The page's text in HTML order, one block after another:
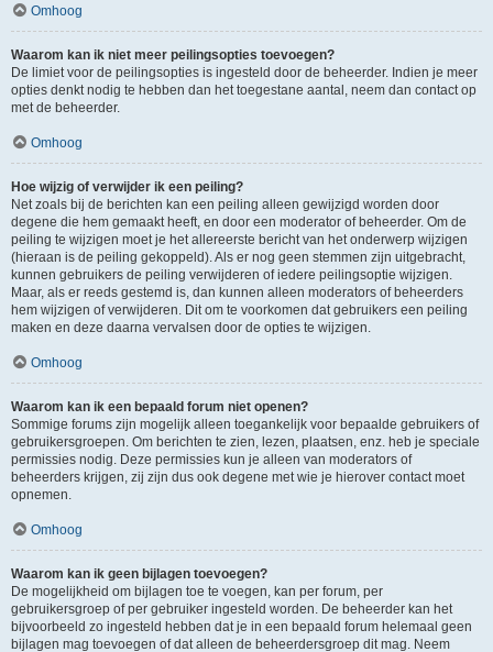
Omhoog
Waarom kan ik niet meer peilingsopties toevoegen?
De limiet voor de peilingsopties is ingesteld door de beheerder. Indien je meer
opties denkt nodig te hebben dan het toegestane aantal, neem dan contact op
met de beheerder.
Omhoog
Hoe wijzig of verwijder ik een peiling?
Net zoals bij de berichten kan een peiling alleen gewijzigd worden door
degene die hem gemaakt heeft, en door een moderator of beheerder. Om de
peiling te wijzigen moet je het allereerste bericht van het onderwerp wijzigen
(hieraan is de peiling gekoppeld). Als er nog geen stemmen zijn uitgebracht,
kunnen gebruikers de peiling verwijderen of iedere peilingsoptie wijzigen.
Maar, als er reeds gestemd is, dan kunnen alleen moderators of beheerders
hem wijzigen of verwijderen. Dit om te voorkomen dat gebruikers een peiling
maken en deze daarna vervalsen door de opties te wijzigen.
Omhoog
Waarom kan ik een bepaald forum niet openen?
Sommige forums zijn mogelijk alleen toegankelijk voor bepaalde gebruikers of
gebruikersgroepen. Om berichten te zien, lezen, plaatsen, enz. heb je speciale
permissies nodig. Deze permissies kun je alleen van moderators of
beheerders krijgen, zij zijn dus ook degene met wie je hierover contact moet
opnemen.
Omhoog
Waarom kan ik geen bijlagen toevoegen?
De mogelijkheid om bijlagen toe te voegen, kan per forum, per
gebruikersgroep of per gebruiker ingesteld worden. De beheerder kan het
bijvoorbeeld zo ingesteld hebben dat je in een bepaald forum helemaal geen
bijlagen mag toevoegen of dat alleen de beheerdersgroep dit mag. Neem